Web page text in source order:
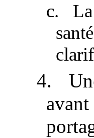
c.
santé
4.